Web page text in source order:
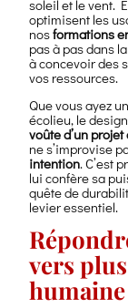
soleil et le vent.
optimisent les
nosformations
pas à pas dans
à concevoir des
vos ressources.
Que vous ayez
écolieu, le
voûte d’un
ne s’improvise
intention. C’est
lui confère sa
quête de
levier essentiel.
vers
humaine